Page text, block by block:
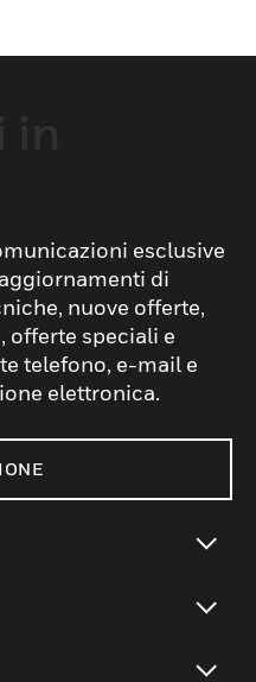
esclusive
di
nuove offerte,
offerte speciali e
telefono, e-mail e
elettronica.